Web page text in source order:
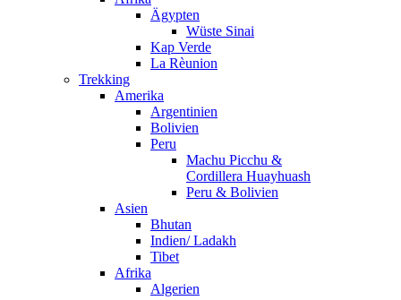
Ägypten
Wüste Sinai
Kap Verde
La Rèunion
Trekking
Amerika
Argentinien
Bolivien
Peru
Machu Picchu &
Cordillera Huayhuash
Peru & Bolivien
Asien
Bhutan
Indien/ Ladakh
Tibet
Afrika
Algerien